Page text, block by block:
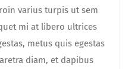
varius turpis ut sem
mi at libero ultrices
metus quis egestas
diam, et dapibus